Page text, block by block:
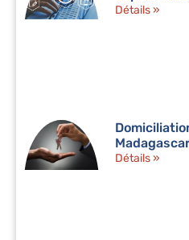
Détails »
Détails »